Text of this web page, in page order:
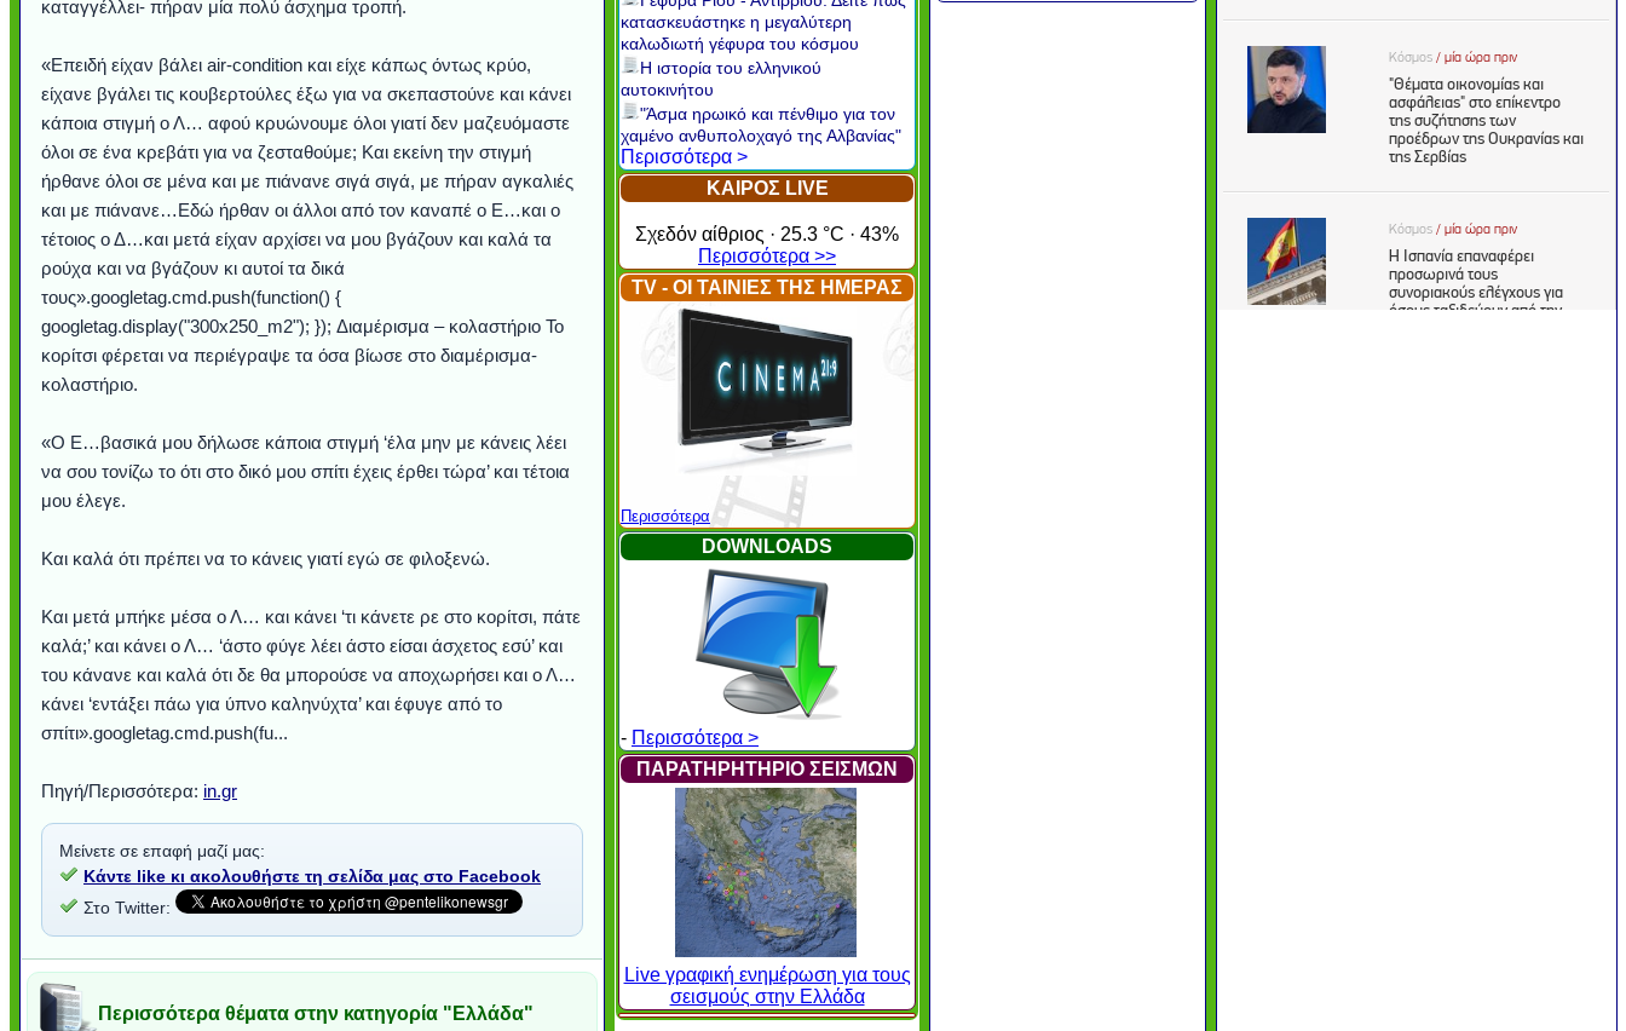
καταγγέλλει- πήραν μία πολύ άσχημα τροπή.
«Επειδή είχαν βάλει air-condition και είχε κάπως όντως κρύο,
είχανε βγάλει τις κουβερτούλες έξω για να σκεπαστούνε και κάνει
κάποια στιγμή ο Λ… αφού κρυώνουμε όλοι γιατί δεν μαζευόμαστε
όλοι σε ένα κρεβάτι για να ζεσταθούμε; Και εκείνη την στιγμή
ήρθανε όλοι σε μένα και με πιάνανε σιγά σιγά, με πήραν αγκαλιές
και με πιάνανε…Εδώ ήρθαν οι άλλοι από τον καναπέ ο Ε…και ο
τέτοιος ο Δ…και μετά είχαν αρχίσει να μου βγάζουν και καλά τα
ρούχα και να βγάζουν κι αυτοί τα δικά
τους».googletag.cmd.push(function() {
googletag.display("300x250_m2"); }); Διαμέρισμα – κολαστήριο Το
κορίτσι φέρεται να περιέγραψε τα όσα βίωσε στο διαμέρισμα-
κολαστήριο.
«Ο Ε…βασικά μου δήλωσε κάποια στιγμή ‘έλα μην με κάνεις λέει
να σου τονίζω το ότι στο δικό μου σπίτι έχεις έρθει τώρα’ και τέτοια
μου έλεγε.
Και καλά ότι πρέπει να το κάνεις γιατί εγώ σε φιλοξενώ.
Και μετά μπήκε μέσα ο Λ… και κάνει ‘τι κάνετε ρε στο κορίτσι, πάτε
καλά;’ και κάνει ο Λ… ‘άστο φύγε λέει άστο είσαι άσχετος εσύ’ και
του κάνανε και καλά ότι δε θα μπορούσε να αποχωρήσει και ο Λ…
κάνει ‘εντάξει πάω για ύπνο καληνύχτα’ και έφυγε από το
σπίτι».googletag.cmd.push(fu...
Πηγή/Περισσότερα: in.gr
Μείνετε σε επαφή μαζί μας:
Κάντε like κι ακολουθήστε τη σελίδα μας στο Facebook
Στο Twitter:
Περισσότερα θέματα στην κατηγορία "Ελλάδα"
κατασκευάστηκε η μεγαλύτερη
καλωδιωτή γέφυρα του κόσμου
Η ιστορία του ελληνικού
αυτοκινήτου
"Άσμα ηρωικό και πένθιμο για τον
χαμένο ανθυπολοχαγό της Αλβανίας"
Περισσότερα >
ΚΑΙΡΟΣ LIVE
Σχεδόν αίθριος · 25.3 °C · 43%
Περισσότερα >>
TV - ΟΙ ΤΑΙΝΙΕΣ ΤΗΣ ΗΜΕΡΑΣ
Περισσότερα
DOWNLOADS
- Περισσότερα >
ΠΑΡΑΤΗΡΗΤΗΡΙΟ ΣΕΙΣΜΩΝ
Live γραφική ενημέρωση για τους
σεισμούς στην Ελλάδα